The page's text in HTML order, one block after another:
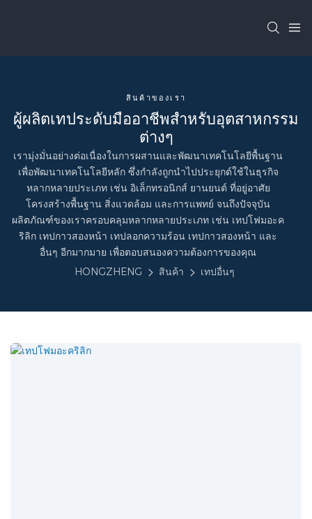
สินค้าของเรา
ผู้ผลิตเทประดับมืออาชีพสำหรับอุตสาหกรรม
ต่างๆ
เรามุ่งมั่นอย่างต่อเนื่องในการผสานและพัฒนาเทคโนโลยีพื้นฐาน
เพื่อพัฒนาเทคโนโลยีหลัก ซึ่งกำลังถูกนำไปประยุกต์ใช้ในธุรกิจ
หลากหลายประเภท เช่น อิเล็กทรอนิกส์ ยานยนต์ ที่อยู่อาศัย
โครงสร้างพื้นฐาน สิ่งแวดล้อม และการแพทย์ จนถึงปัจจุบัน
ผลิตภัณฑ์ของเราครอบคลุมหลากหลายประเภท เช่น เทปโฟมอะค
ริลิก เทปกาวสองหน้า เทปลอกความร้อน เทปกาวสองหน้า และ
อื่นๆ อีกมากมาย เพื่อตอบสนองความต้องการของคุณ
HONGZHENG
สินค้า เทปอื่นๆ